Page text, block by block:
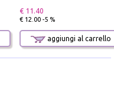
€ 11.40
€ 12.00 -5 %
aggiungi al carrello